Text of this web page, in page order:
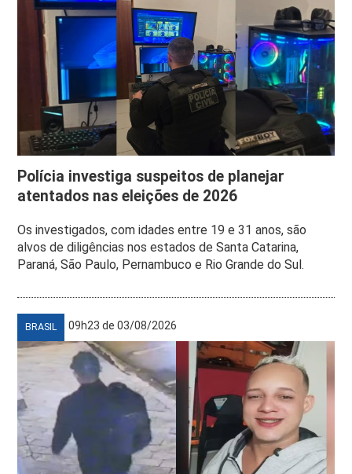
Polícia investiga suspeitos de planejar
atentados nas eleições de 2026
Os investigados, com idades entre 19 e 31 anos, são
alvos de diligências nos estados de Santa Catarina,
Paraná, São Paulo, Pernambuco e Rio Grande do Sul.
BRASIL 09h23 de 03/08/2026